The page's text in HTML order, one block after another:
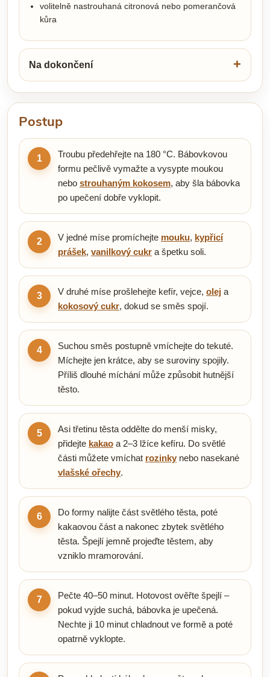
volitelně nastrouhaná citronová nebo pomerančová
kůra
Na dokončení
Postup
1
Troubu předehřejte na 180 °C. Bábovkovou
formu pečlivě vymažte a vysypte moukou
nebo strouhaným kokosem, aby šla bábovka
po upečení dobře vyklopit.
2 V jedné míse promíchejte mouku, kypřicí
prášek, vanilkový cukr a špetku soli.
3 V druhé míse prošlehejte kefír, vejce, olej a
kokosový cukr, dokud se směs spojí.
4
Suchou směs postupně vmíchejte do tekuté.
Míchejte jen krátce, aby se suroviny spojily.
Příliš dlouhé míchání může způsobit hutnější
těsto.
5
Asi třetinu těsta oddělte do menší misky,
přidejte kakao a 2–3 lžíce kefíru. Do světlé
části můžete vmíchat rozinky nebo nasekané
vlašské ořechy.
6
Do formy nalijte část světlého těsta, poté
kakaovou část a nakonec zbytek světlého
těsta. Špejlí jemně projeďte těstem, aby
vzniklo mramorování.
7
Pečte 40–50 minut. Hotovost ověřte špejlí –
pokud vyjde suchá, bábovka je upečená.
Nechte ji 10 minut chladnout ve formě a poté
opatrně vyklopte.